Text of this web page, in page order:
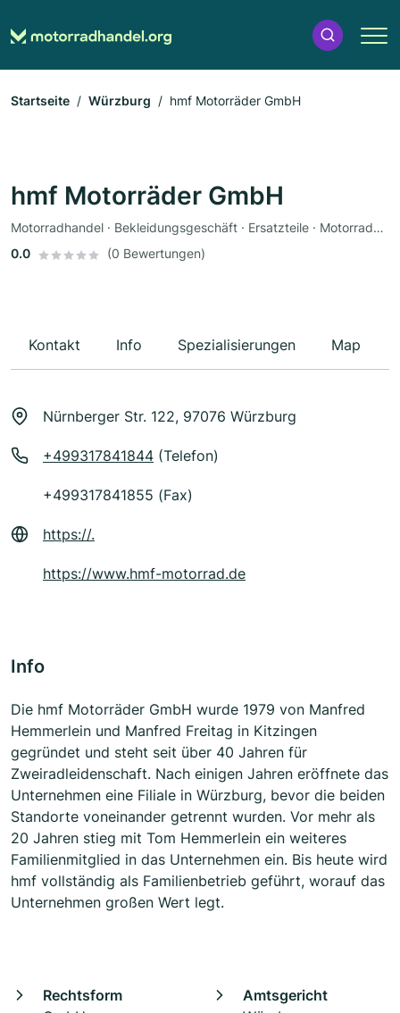
Startseite Würzburg hmf Motorräder GmbH
hmf Motorräder GmbH
Motorradhandel · Bekleidungsgeschäft · Ersatzteile · Motorradzubehör · Motorradwerkstatt · Werkstatt · Fahrzeuglackierungen · Motorradservice · Gutachter
0.0
(0 Bewertungen)
Kontakt Info Spezialisierungen Map
Nürnberger Str. 122, 97076 Würzburg
+499317841844 (Telefon)
+499317841855 (Fax)
https://.
https://www.hmf-motorrad.de
Info
Die hmf Motorräder GmbH wurde 1979 von Manfred
Hemmerlein und Manfred Freitag in Kitzingen
gegründet und steht seit über 40 Jahren für
Zweiradleidenschaft. Nach einigen Jahren eröffnete das
Unternehmen eine Filiale in Würzburg, bevor die beiden
Standorte voneinander getrennt wurden. Vor mehr als
20 Jahren stieg mit Tom Hemmerlein ein weiteres
Familienmitglied in das Unternehmen ein. Bis heute wird
hmf vollständig als Familienbetrieb geführt, worauf das
Unternehmen großen Wert legt.
Rechtsform
Amtsgericht